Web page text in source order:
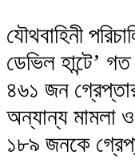
যৌথবাহিনী
ডেভিল হান্টে’
৪৬১ জন
অন্যান্য মামলা
১৮৯ জনকে